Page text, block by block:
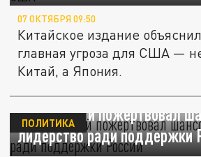
07 ОКТЯБРЯ 09:50
Китайское издание
главная угроза для США —
Китай, а Япония.
SCMP: Китай пожертвовал
лидерство ради поддержки
ПОЛИТИКА